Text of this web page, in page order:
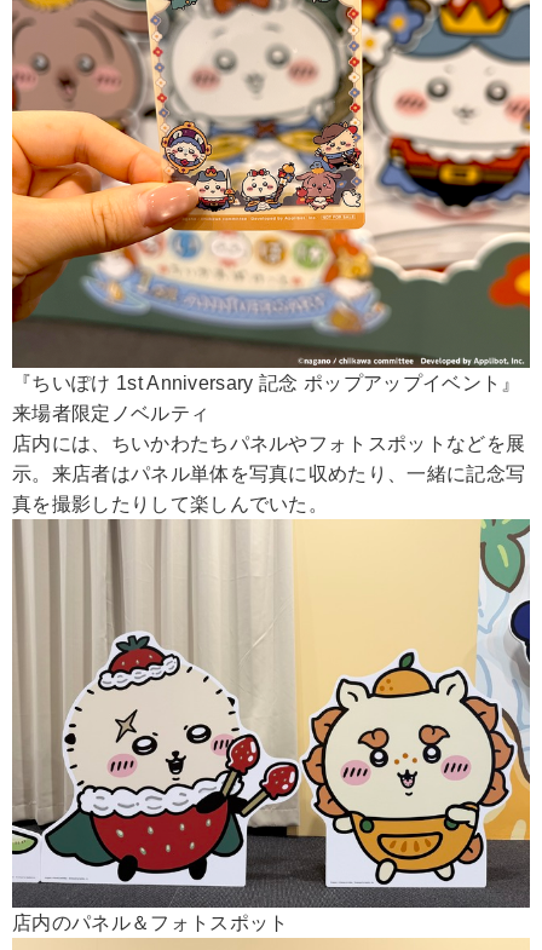
『ちいぽけ 1st Anniversary 記念 ポップアップイベント』
来場者限定ノベルティ
店内には、ちいかわたちパネルやフォトスポットなどを展
示。来店者はパネル単体を写真に収めたり、一緒に記念写
真を撮影したりして楽しんでいた。
店内のパネル＆フォトスポット